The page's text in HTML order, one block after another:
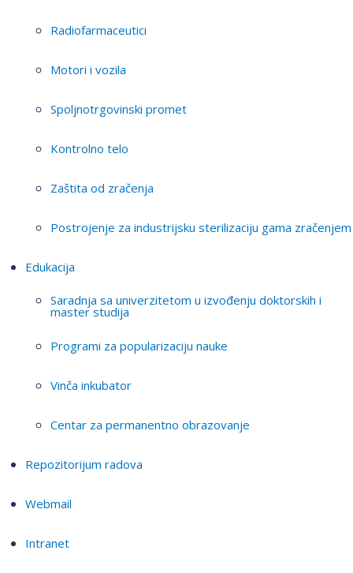
Radiofarmaceutici
Motori i vozila
Spoljnotrgovinski promet
Kontrolno telo
Zaštita od zračenja
Postrojenje za industrijsku sterilizaciju gama zračenjem
Edukacija
Saradnja sa univerzitetom u izvođenju doktorskih i
master studija
Programi za popularizaciju nauke
Vinča inkubator
Centar za permanentno obrazovanje
Repozitorijum radova
Webmail
Intranet